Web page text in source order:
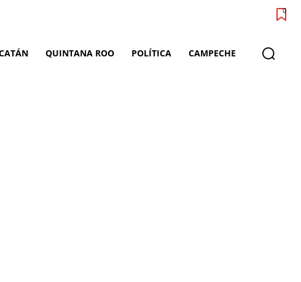
0
QUINTANA ROO POLÍTICA CAMPECHE